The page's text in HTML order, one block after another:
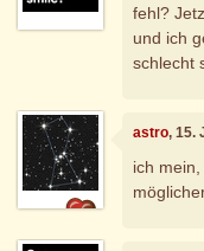
fehl?
und ich
schlecht
astro, 15.
ich